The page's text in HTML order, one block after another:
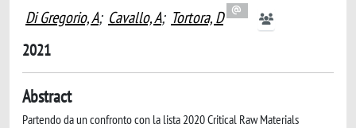
Di Gregorio, A; Cavallo, A; Tortora, D
2021
Abstract
Partendo da un confronto con la lista 2020 Critical Raw Materials